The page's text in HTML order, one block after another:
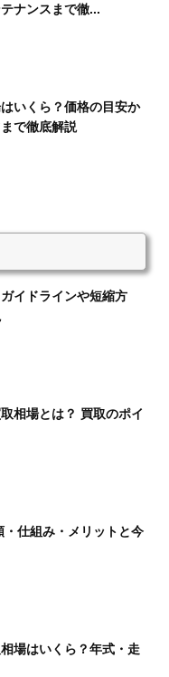
ナンスまで徹...
いくら？価格の目安か
で徹底解説
イドラインや短縮方
相場とは？ 買取のポイ
・仕組み・メリットと今
場はいくら？年式・走